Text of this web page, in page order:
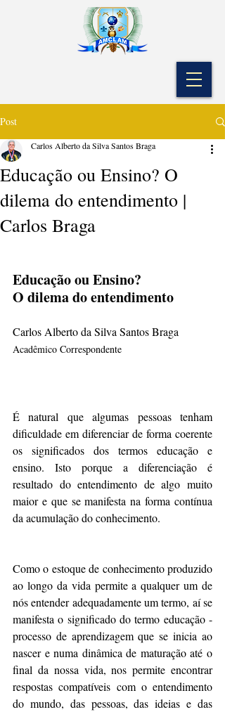
Post
Educação ou Ensino? O
dilema do entendimento |
Carlos Braga
Carlos Alberto da Silva Santos Braga
Educação ou Ensino?
O dilema do entendimento
Carlos Alberto da Silva Santos Braga
Acadêmico Correspondente
É natural que algumas pessoas tenham
dificuldade em diferenciar de forma coerente
os significados dos termos educação e
ensino. Isto porque a diferenciação é
resultado do entendimento de algo muito
maior e que se manifesta na forma contínua
da acumulação do conhecimento.
Como o estoque de conhecimento produzido
ao longo da vida permite a qualquer um de
nós entender adequadamente um termo, aí se
manifesta o significado do termo educação -
processo de aprendizagem que se inicia ao
nascer e numa dinâmica de maturação até o
final da nossa vida, nos permite encontrar
respostas compatíveis com o entendimento
do mundo, das pessoas, das ideias e das